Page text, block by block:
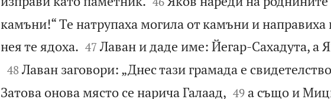
камъни!“ Те натрупаха могила от камъни и
нея те ядоха.
47 Лаван и даде име: Йегар-Сахадута, а

48 Лаван заговори: „Днес тази грамада е
Затова онова място се нарича Галаад, 

49 а също и